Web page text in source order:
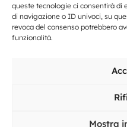
queste tecnologie ci consentirà di
di navigazione o ID univoci, su
revoca del consenso potrebbero
funzionalità.
Mostra